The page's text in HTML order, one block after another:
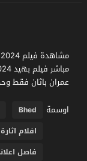
عمران باثان فقط
اوسمة
Bhed
افلام اثارة
فاصل